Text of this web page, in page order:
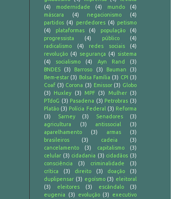
(4)
modernidade (4) mundo
(4)
máscara
(4) negacionismo
(4)
partidos (4) perdedores (4) petismo
(4)
plataformas (4) população
(4)
progressista
(4) público
(4)
radicalismo
(4) redes sociais
(4)
revolução (4) segurança (4) sistema
(4)
socialismo (4) Ayn Rand
(3)
BNDES
(3) Barroso (3) Bauman
(3)
Bem-estar (3) Bolsa Família (3) CPI (3)
Coaf (3) Corona (3) Emissor (3) Globo
(3)
Huxley (3) MPF (3) Mulher
(3)
PTdoG (3) Pasadena (3) Petrobras (3)
Platão (3) Polícia Federal (3) Reforma
(3)
Sarney (3) Senadores
(3)
agricultura
(3) antissocial
(3)
aparelhamento
(3) armas
(3)
brasileiros
(3) cadeia
(3)
cancelamento
(3) capitalismo
(3)
celular (3) cidadania (3) cidadãos (3)
consciência
(3) criminalidade
(3)
crítica
(3) direito (3) doação
(3)
duplipensar (3) egoísmo (3) eleitoral
(3)
eleitores (3) escândalo
(3)
eugenia
(3) evolução (3)
executivo